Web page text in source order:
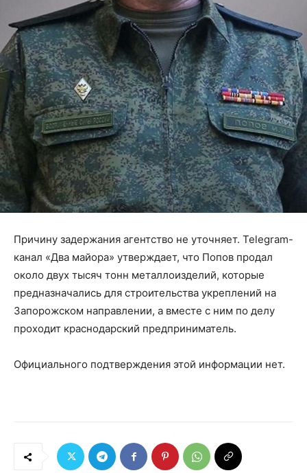
Причину задержания агентство не уточняет. Telegram-
канал «Два майора» утверждает, что Попов продал
около двух тысяч тонн металлоизделий, которые
предназначались для строительства укреплений на
Запорожском направлении, а вместе с ним по делу
проходит краснодарский предприниматель.
Официального подтверждения этой информации нет.